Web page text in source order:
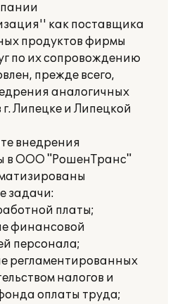
как поставщика
продуктов фирмы
по их сопровождению
прежде всего,
аналогичных
Липецке и Липецкой
внедрения
в ООО "РошенТранс"
задачи:
платы;
финансовой
персонала;
регламентированных
налогов и
оплаты труда;